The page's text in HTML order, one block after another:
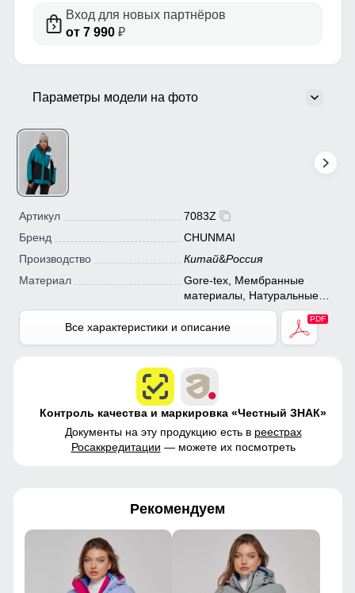
Вход для новых партнёров
от 7 990₽
Параметры модели на фото
Артикул
7083Z
Бренд
CHUNMAI
Производство
Китай&Россия
Материал
Gore-tex, Мембранные
материалы, Натуральные
материалы, Полиэстер,
Плащевка, Тефлон,
Экологичные материалы
Все характеристики и описание
Контроль качества и маркировка «Честный ЗНАК»
Документы на эту продукцию есть в реестрах
Росаккредитации — можете их посмотреть
Рекомендуем